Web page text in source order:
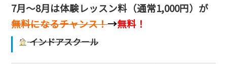
7月〜8月は体験レッスン料（通常1,000円）が
無料になるチャンス！→無料！
インドアスクール